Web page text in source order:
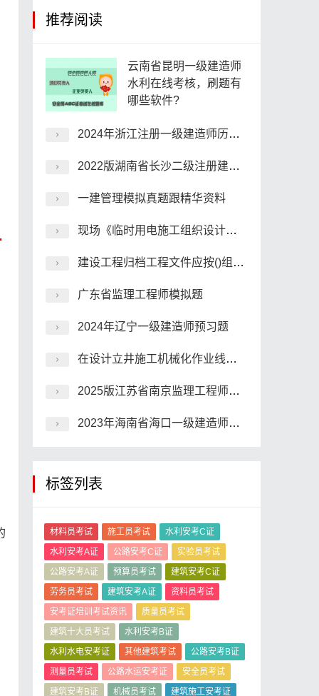
推荐阅读
云南省昆明一级建造师
水利在线考核，刷题有
哪些软件?
2024年浙江注册一级建造师历年题库
2022版湖南省长沙二级注册建造师考试题型
一建管理模拟真题跟精华资料
现场《临时用电施工组织设计》编制人员是()。
建设工程归档工程文件应按()组卷。
广东省监理工程师模拟题
2024年辽宁一级建造师预习题
在设计立井施工机械化作业线及其配套设备时应遵循的原则是()。
2025版江苏省南京监理工程师，刷题有哪些平台?
2023年海南省海口一级建造师管理在线模拟模拟习题
标签列表
材料员考试 施工员考试
水利安考C证
水利安考A证
公路安考C证
实验员考试
公路安考A证
预算员考试
建筑安考C证
劳务员考试
建筑安考A证
资料员考试
安考证培训考试资讯
质量员考试
建筑十大员考试
水利安考B证
水利水电安考证
其他建筑考试
公路安考B证
测量员考试
公路水运安考证
安全员考试
建筑安考B证
机械员考试 建筑施工安考证